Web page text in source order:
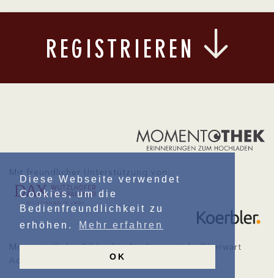
Diese Webseite verwendet
Cookies, um die
Bedienfreundlichkeit zu
erhöhen.
Mehr erfahren
OK
REGISTRIEREN
Momentothek – Bildarchiv Stadtgemeinde Oberwart
Admin: Schlainingerstraße 4, 7400 Oberwart
Mit freundlicher Unterstützung von: